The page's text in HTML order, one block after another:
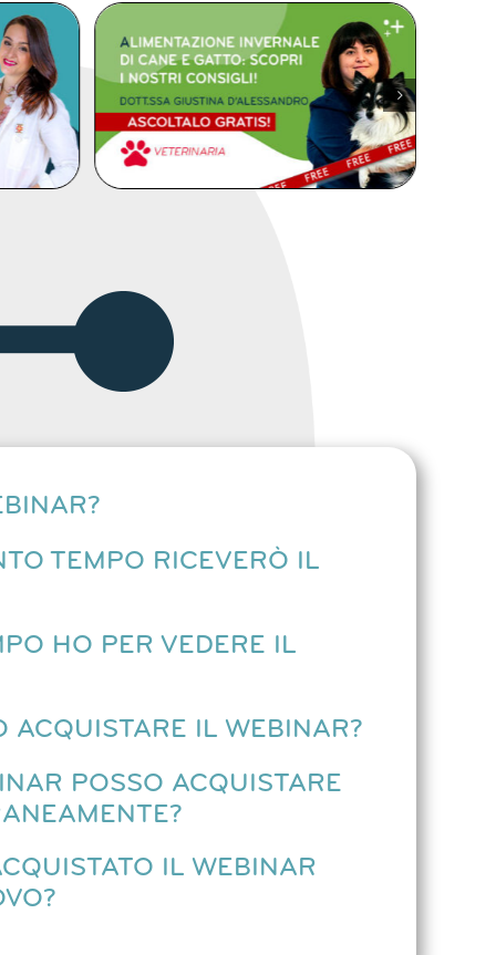
DETTAGLI
TEMPO RICEVERÒ IL
HO PER VEDERE IL
ACQUISTARE IL WEBINAR?
POSSO ACQUISTARE
IL WEBINAR